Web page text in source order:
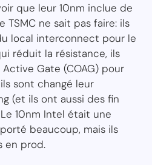
que leur 10nm inclue de
TSMC ne sait pas faire: ils
local interconnect pour le
réduit la résistance, ils
Gate (COAG) pour
sont changé leur
(et ils ont aussi des fin
10nm Intel était une
beaucoup, mais ils
en prod.